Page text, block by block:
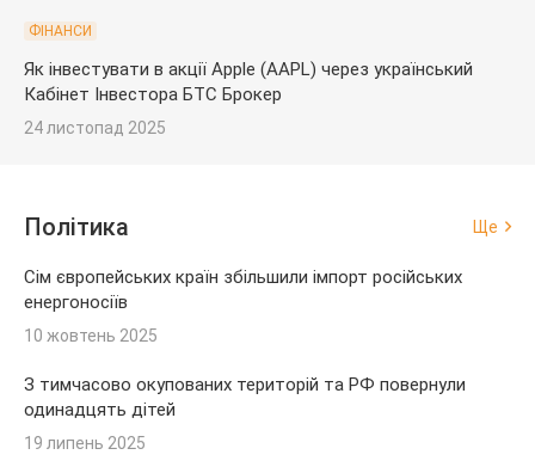
ФІНАНСИ
Як інвестувати в акції Apple (AAPL) через український
Кабінет Інвестора БТС Брокер
24 листопад 2025
Політика Ще
Сім європейських країн збільшили імпорт російських
енергоносіїв
10 жовтень 2025
З тимчасово окупованих територій та РФ повернули
одинадцять дітей
19 липень 2025